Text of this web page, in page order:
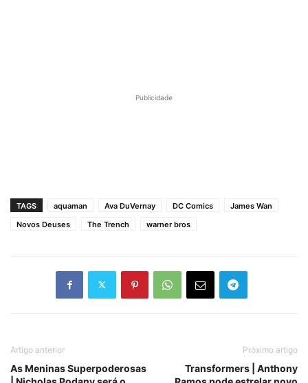
Publicidade
TAGS aquaman Ava DuVernay DC Comics
James Wan
Novos Deuses
The Trench warner bros
Artigo anterior
As Meninas Superpoderosas
Próximo artigo
Transformers | Anthony